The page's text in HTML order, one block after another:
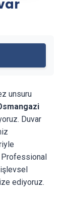
unsuru
Duvar
Professional
işlevsel
ediyoruz.